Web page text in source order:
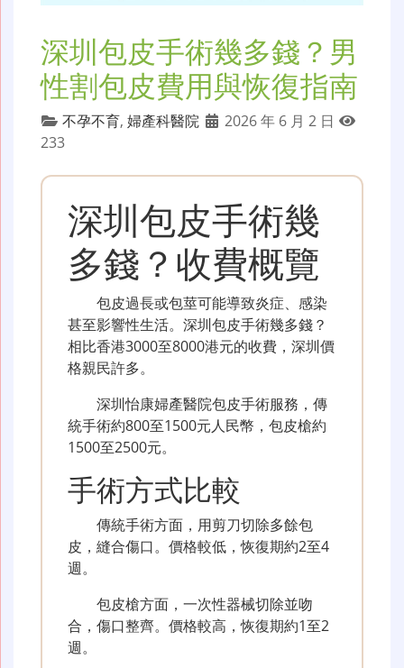
深圳包皮手術幾多錢？男
性割包皮費用與恢復指南
不孕不育, 婦產科醫院
2026 年 6 月 2 日
233
深圳包皮手術幾
多錢？收費概覽
包皮過長或包莖可能導致炎症、感染
甚至影響性生活。深圳包皮手術幾多錢？
相比香港3000至8000港元的收費，深圳價
格親民許多。
深圳怡康婦產醫院包皮手術服務，傳
統手術約800至1500元人民幣，包皮槍約
1500至2500元。
手術方式比較
傳統手術方面，用剪刀切除多餘包
皮，縫合傷口。價格較低，恢復期約2至4
週。
包皮槍方面，一次性器械切除並吻
合，傷口整齊。價格較高，恢復期約1至2
週。